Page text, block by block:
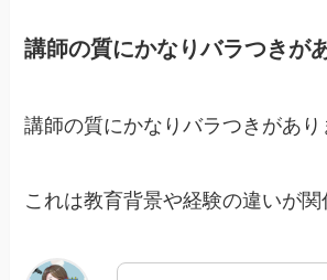
講師の質にかなりバラつきが
講師の質にかなりバラつきがあり
これは教育背景や経験の違いが関